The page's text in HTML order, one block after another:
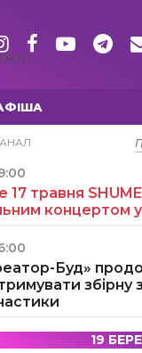
15
17 травня
концертом
Буд»
збірну
19